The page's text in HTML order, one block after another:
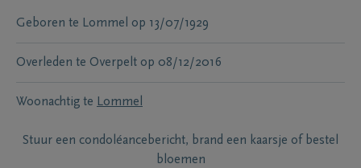
Geboren te Lommel op 13/07/1929
Overleden te Overpelt op 08/12/2016
Woonachtig te Lommel
Stuur een condoléancebericht, brand een kaarsje of bestel
bloemen